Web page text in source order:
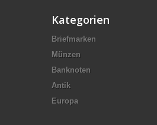
Kategorien
Briefmarken
Münzen
Banknoten
Antik
Europa